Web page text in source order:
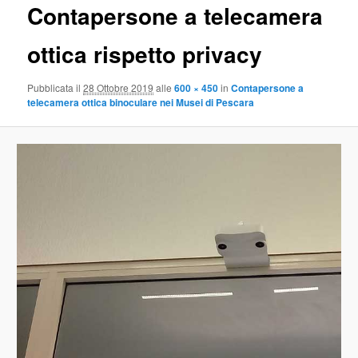
Contapersone a telecamera
ottica rispetto privacy
Pubblicata il 28 Ottobre 2019 alle600 × 450inContapersone a
telecamera ottica binoculare nei Musei di Pescara